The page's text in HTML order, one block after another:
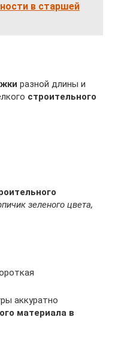
в старшей
разной длины и
строительного
зеленого цвета,
аккуратно
материала в